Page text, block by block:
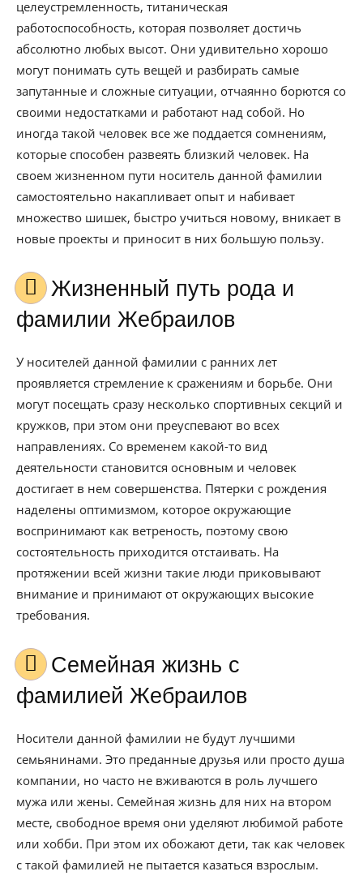
целеустремленность, титаническая
работоспособность, которая позволяет достичь
абсолютно любых высот. Они удивительно хорошо
могут понимать суть вещей и разбирать самые
запутанные и сложные ситуации, отчаянно борются со
своими недостатками и работают над собой. Но
иногда такой человек все же поддается сомнениям,
которые способен развеять близкий человек. На
своем жизненном пути носитель данной фамилии
самостоятельно накапливает опыт и набивает
множество шишек, быстро учиться новому, вникает в
новые проекты и приносит в них большую пользу.
Жизненный путь рода и
фамилии Жебраилов
У носителей данной фамилии с ранних лет
проявляется стремление к сражениям и борьбе. Они
могут посещать сразу несколько спортивных секций и
кружков, при этом они преуспевают во всех
направлениях. Со временем какой-то вид
деятельности становится основным и человек
достигает в нем совершенства. Пятерки с рождения
наделены оптимизмом, которое окружающие
воспринимают как ветреность, поэтому свою
состоятельность приходится отстаивать. На
протяжении всей жизни такие люди приковывают
внимание и принимают от окружающих высокие
требования.
Семейная жизнь с
фамилией Жебраилов
Носители данной фамилии не будут лучшими
семьянинами. Это преданные друзья или просто душа
компании, но часто не вживаются в роль лучшего
мужа или жены. Семейная жизнь для них на втором
месте, свободное время они уделяют любимой работе
или хобби. При этом их обожают дети, так как человек
с такой фамилией не пытается казаться взрослым.